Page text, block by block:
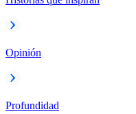
Opinión
Profundidad